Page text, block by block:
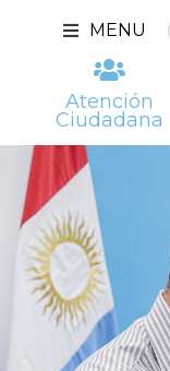
MENU
Atención
Ciudadana